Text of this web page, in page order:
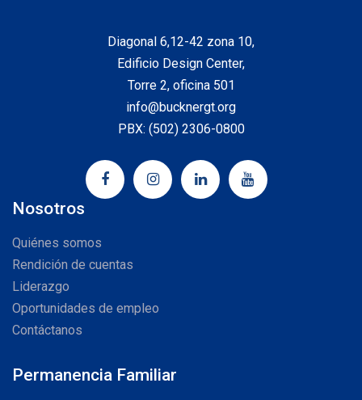
Diagonal 6,12-42 zona 10,
Edificio Design Center,
Torre 2, oficina 501
info@bucknergt.org
PBX: (502) 2306-0800
Nosotros
Quiénes somos
Rendición de cuentas
Liderazgo
Oportunidades de empleo
Contáctanos
Permanencia Familiar